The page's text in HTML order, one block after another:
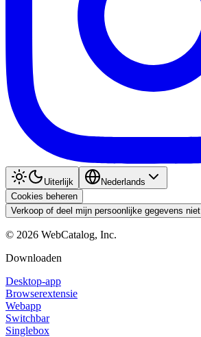
Uiterlijk
Nederlands
Cookies beheren
Verkoop of deel mijn persoonlijke gegevens niet
© 2026 WebCatalog, Inc.
Downloaden
Desktop-app
Browserextensie
Webapp
Switchbar
Singlebox